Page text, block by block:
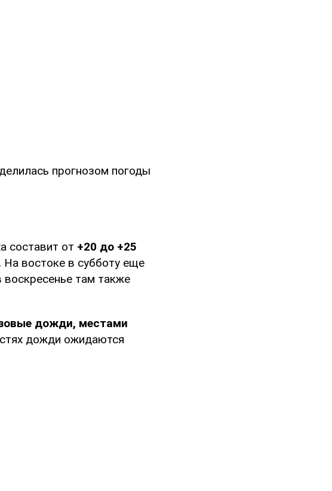
прогнозом погоды
составит от +20 до +25
На востоке в субботу еще
воскресенье там также
дожди, местами
дожди ожидаются